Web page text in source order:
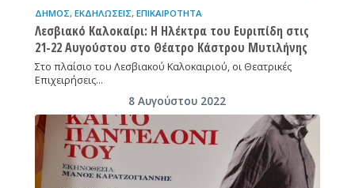
ΔΉΜΟΣ, ΕΚΔΗΛΏΣΕΙΣ, ΕΠΙΚΑΙΡΌΤΗΤΑ
Λεσβιακό Καλοκαίρι: Η Ηλέκτρα του Ευριπίδη στις
21-22 Αυγούστου στο Θέατρο Κάστρου Μυτιλήνης
Στο πλαίσιο του Λεσβιακού Καλοκαιριού, οι Θεατρικές
Επιχειρήσεις…
8 Αυγούστου 2022